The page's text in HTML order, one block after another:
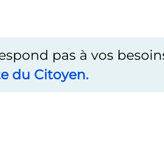
pas à vos
du Citoyen.